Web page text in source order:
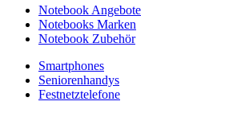
Notebook Angebote
Notebooks Marken
Notebook Zubehör
Smartphones
Seniorenhandys
Festnetztelefone